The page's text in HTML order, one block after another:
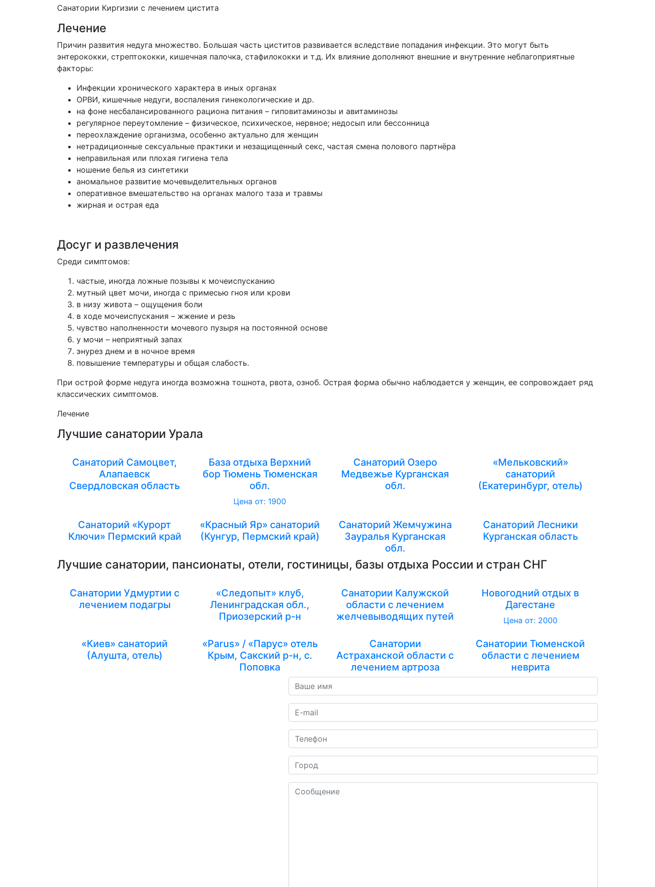
Санатории Киргизии с лечением цистита
Лечение
Причин развития недуга множество. Большая часть циститов развивается вследствие попадания инфекции. Это могут быть
энтерококки, стрептококки, кишечная палочка, стафилококки и т.д. Их влияние дополняют внешние и внутренние неблагоприятные
факторы:
Инфекции хронического характера в иных органах
ОРВИ, кишечные недуги, воспаления гинекологические и др.
на фоне несбалансированного рациона питания – гиповитаминозы и авитаминозы
регулярное переутомление – физическое, психическое, нервное; недосып или бессонница
переохлаждение организма, особенно актуально для женщин
нетрадиционные сексуальные практики и незащищенный секс, частая смена полового партнёра
неправильная или плохая гигиена тела
ношение белья из синтетики
аномальное развитие мочевыделительных органов
оперативное вмешательство на органах малого таза и травмы
жирная и острая еда
Досуг и развлечения
Среди симптомов:
частые, иногда ложные позывы к мочеиспусканию
мутный цвет мочи, иногда с примесью гноя или крови
в низу живота – ощущения боли
в ходе мочеиспускания – жжение и резь
чувство наполненности мочевого пузыря на постоянной основе
у мочи – неприятный запах
энурез днем и в ночное время
повышение температуры и общая слабость.
При острой форме недуга иногда возможна тошнота, рвота, озноб. Острая форма обычно наблюдается у женщин, ее сопровождает ряд
классических симптомов.
Лечение
Лучшие санатории Урала
Санаторий Самоцвет,
Алапаевск
Свердловская область
База отдыха Верхний
бор Тюмень Тюменская
обл.
Цена от: 1900
Санаторий Озеро
Медвежье Курганская
обл.
«Мельковский»
санаторий
(Екатеринбург, отель)
Санаторий «Курорт
Ключи» Пермский край
«Красный Яр» санаторий
(Кунгур, Пермский край)
Санаторий Жемчужина
Зауралья Курганская
обл.
Санаторий Лесники
Курганская область
Лучшие санатории, пансионаты, отели, гостиницы, базы отдыха России и стран СНГ
Санатории Удмуртии с
лечением подагры
«Следопыт» клуб,
Ленинградская обл.,
Приозерский р-н
Санатории Калужской
области с лечением
желчевыводящих путей
Новогодний отдых в
Дагестане
Цена от: 2000
«Киев» санаторий
(Алушта, отель)
«Parus» / «Парус» отель
Крым, Сакский р-н, с.
Поповка
Санатории
Астраханской области с
лечением артроза
Санатории Тюменской
области с лечением
неврита